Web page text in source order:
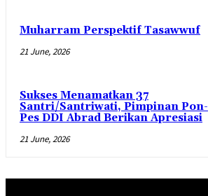
Muharram Perspektif Tasawwuf
21 June, 2026
Sukses Menamatkan 37
Santri/Santriwati, Pimpinan Pon-
Pes DDI Abrad Berikan Apresiasi
21 June, 2026